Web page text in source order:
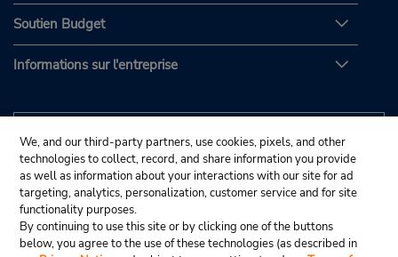
Soutien Budget
Informations sur l'entreprise
We, and our third-party partners, use cookies, pixels, and other
technologies to collect, record, and share information you provide
as well as information about your interactions with our site for ad
targeting, analytics, personalization, customer service and for site
functionality purposes.
By continuing to use this site or by clicking one of the buttons
below, you agree to the use of these technologies (as described in